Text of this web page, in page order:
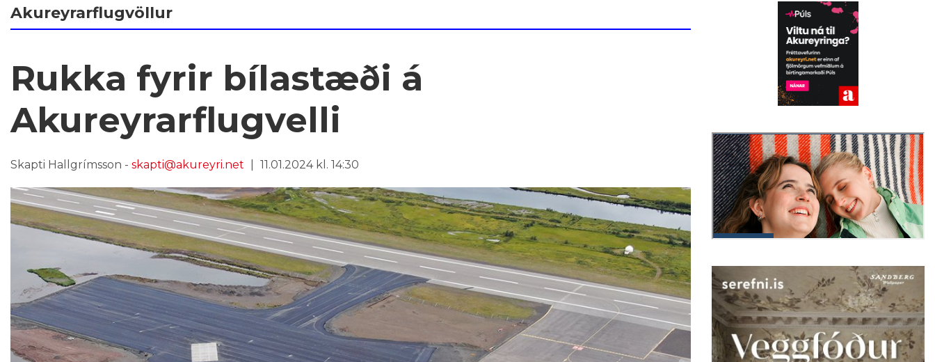
Akureyrarflugvöllur
Rukka fyrir bílastæði á
Akureyrarflugvelli
Skapti Hallgrímsson - skapti@akureyri.net 11.01.2024 kl. 14:30